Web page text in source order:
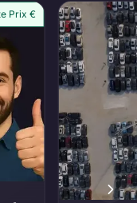
Prix €